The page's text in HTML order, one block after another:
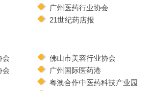
广州医药行业协会
21世纪药店报
会
会
佛山市美容行业协会
广州国际医药港
粤澳合作中医药科技产业园